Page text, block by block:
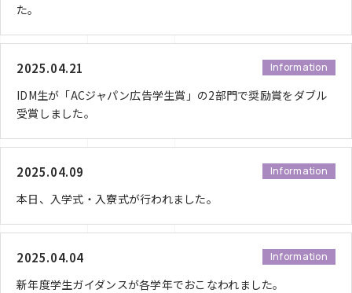
た。
2025.04.21 Information
IDM生が「ACジャパン広告学生賞」の2部門で奨励賞をダブル
受賞しました。
2025.04.09 Information
本日、入学式・入寮式が行われました。
2025.04.04 Information
新年度学生ガイダンスが各学年でおこなわれました。